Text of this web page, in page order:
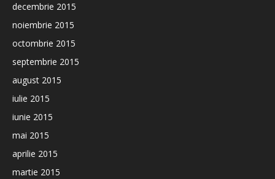
decembrie 2015
noiembrie 2015
octombrie 2015
septembrie 2015
august 2015
iulie 2015
iunie 2015
mai 2015
aprilie 2015
martie 2015